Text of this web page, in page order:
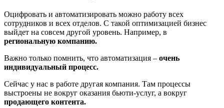
Оцифровать и автоматизировать можно работу всех
сотрудников и всех отделов. С такой оптимизацией бизнес
выйдет на совсем другой уровень. Например, в
региональную компанию.
Важно только помнить, что автоматизация – очень
индивидуальный процесс.
Сейчас у нас в работе другая компания. Там процессы
выстроены не вокруг оказания бьюти-услуг, а вокруг
продающего контента.